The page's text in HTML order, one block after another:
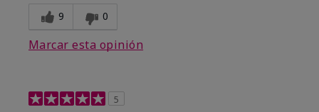
9 0
Marcar esta opinión
5